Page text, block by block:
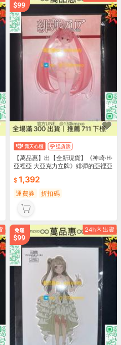
【萬品惠】出【全新現貨】《神崎·H·
亞裡亞 大亞克力立牌》緋彈的亞裡亞
1,392
運費券 折扣碼